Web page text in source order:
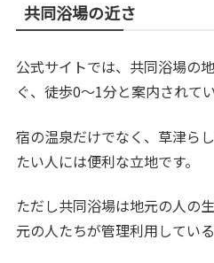
共同浴場の近さ
公式サイトでは、共同浴場の
ぐ、徒歩0～1分と案内されてい
宿の温泉だけでなく、草津ら
たい人には便利な立地です。
ただし共同浴場は地元の人の
元の人たちが管理利用している